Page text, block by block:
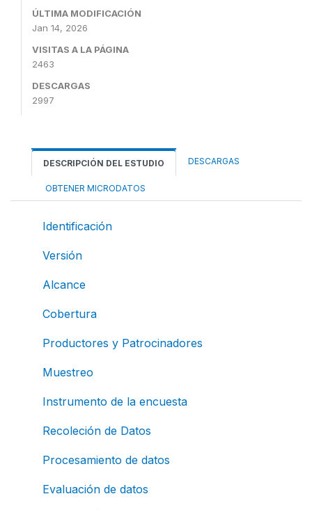
ÚLTIMA MODIFICACIÓN
Jan 14, 2026
VISITAS A LA PÁGINA
2463
DESCARGAS
2997
DESCRIPCIÓN DEL ESTUDIO DESCARGAS
OBTENER MICRODATOS
Identificación
Versión
Alcance
Cobertura
Productores y Patrocinadores
Muestreo
Instrumento de la encuesta
Recoleción de Datos
Procesamiento de datos
Evaluación de datos